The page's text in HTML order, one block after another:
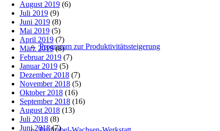
Programm zur Produktivitätssteigerung
August 2019 (6)
Juli 2019 (9)
Juni 2019 (8)
Mai 2019 (5)
April 2019 (7)
März 2019(8)
Februar 2019 (7)
Januar 2019 (5)
Dezember 2018 (7)
November 2018 (5)
Oktober 2018 (16)
September 2018 (16)
August 2018 (13)
Juli 2018 (8)
Juni 2018(7)